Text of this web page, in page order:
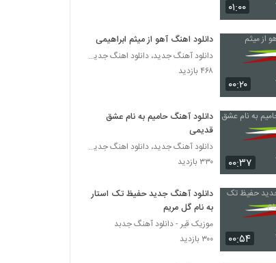
میثاق راد آهنگ طرفش منم من
Sehat Mibaram)
۲۶۰ بازدید
دانلود آهنگ احمد فیلی بغض عشق
۵۲۸ بازدید
۲۵۴ بازدید
آهنگ ختم کلوم (به همراه فرهاد دیانی) از رحیم
دیانی(پاپ)
۰۱:۰۰
۰۰:۲۰
دانلود اهنگ آهو از میثم ابراهیمی
دانلود آهنگ جدید، دانلود اهنگ جدید ایرانی
۴۶۸ بازدید
۰۰:۳۷
دانلود آهنگ حامیم به نام عشق
قدیمی
دانلود آهنگ جدید، دانلود اهنگ جدید ایرانی
۳۳۰ بازدید
۰۰:۵۴
دانلود آهنگ جدید حفیظ تک استار
به نام گل مریم
موزیک قیر - دانلود آهنگ جدبد
۳۰۰ بازدید